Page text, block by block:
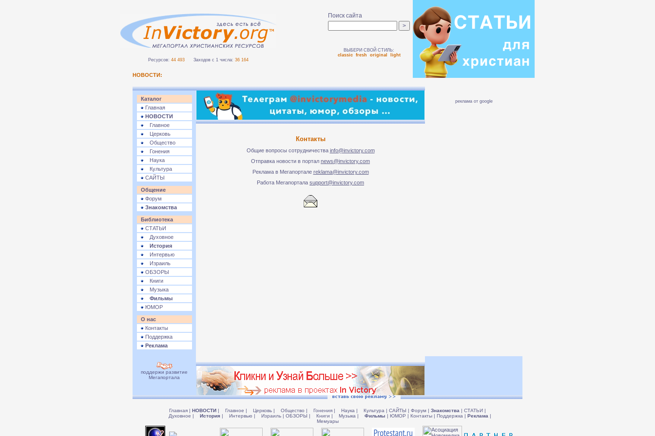
Ресурсов: 44 493 Заходов с 1 числа: 36 164
Поиск сайта
ВЫБЕРИ СВОЙ СТИЛЬ:
classic
fresh original light
НОВОСТИ:
Каталог
Главная
НОВОСТИ
Главное
Церковь
Общество
Гонения
Наука
Культура
САЙТЫ
Общение
Форум
Знакомства
Библиотека
СТАТЬИ
Духовное
История
Интервью
Израиль
ОБЗОРЫ
Книги
Музыка
Фильмы
ЮМОР
О нас
Контакты
Поддержка
Реклама
Контакты
Общие вопросы сотрудничества info@invictory.com
Отправка новости в портал news@invictory.com
Реклама в Мегапортале reklama@invictory.com
Работа Мегапортала support@invictory.com
реклама от google
поддержи развитие
Мегапортала
Главная | НОВОСТИ | Главное | Церковь | Общество | Гонения | Наука | Культура | САЙТЫ | Форум | Знакомства | СТАТЬИ |
Духовное | История | Интервью | Израиль | ОБЗОРЫ | Книги | Музыка | Фильмы | ЮМОР | Контакты | Поддержка | Реклама |
Мемуары